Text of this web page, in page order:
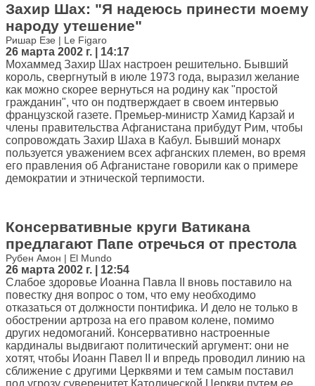
Захир Шах: "Я надеюсь принести моему
народу утешение"
Ришар Езе | Le Figaro
26 марта 2002 г. | 14:17
Мохаммед Захир Шах настроен решительно. Бывший
король, свергнутый в июле 1973 года, выразил желание
как можно скорее вернуться на родину как "простой
гражданин", что он подтверждает в своем интервью
французской газете. Премьер-министр Хамид Карзай и
члены правительства Афганистана прибудут Рим, чтобы
сопровождать Захир Шаха в Кабул. Бывший монарх
пользуется уважением всех афганских племен, во время
его правления об Афганистане говорили как о примере
демократии и этнической терпимости.
Консервативные круги Ватикана
предлагают Папе отречься от престола
Рубен Амон | El Mundo
26 марта 2002 г. | 12:54
Слабое здоровье Иоанна Павла II вновь поставило на
повестку дня вопрос о том, что ему необходимо
отказаться от должности понтифика. И дело не только в
обострении артроза на его правом колене, помимо
других недомоганий. Консервативно настроенные
кардиналы выдвигают политический аргумент: они не
хотят, чтобы Иоанн Павел II и впредь проводил линию на
сближение с другими Церквями и тем самым поставил
под угрозу суверенитет Католической Церкви путем ее